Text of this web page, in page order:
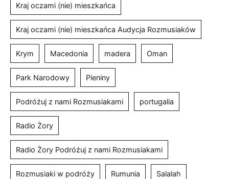
Kraj oczami (nie) mieszkańca
Kraj oczami (nie) mieszkańca Audycja Rozmusiaków
Krym Macedonia madera Oman
Park Narodowy Pieniny
Podróżuj z nami Rozmusiakami portugalia
Radio Żory
Radio Żory Podróżuj z nami Rozmusiakami
Rozmusiaki w podróży Rumunia Salalah